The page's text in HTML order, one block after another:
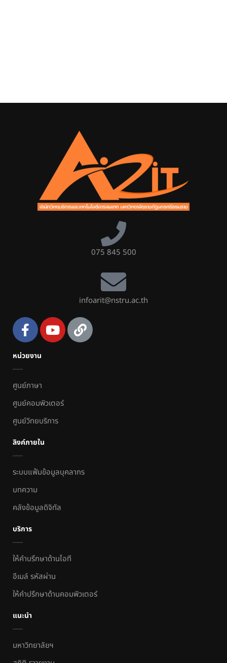
075 845 500
infoarit@nstru.ac.th
หน่วยงาน
ศูนย์ภาษา
ศูนย์คอมพิวเตอร์
ศูนย์วิทยบริการ
ลิงค์ภายใน
ระบบแฟ้มข้อมูลบุคลากร
บทความ
คลังข้อมูลดิจิทัล
บริการ
ให้คำบรึกษาด้านไอที
อีเมล์ รหัสผ่าน
ให้คำปรึกษาด้านคอมพิวเตอร์
แนะนำ
มหาวิทยาลัยฯ